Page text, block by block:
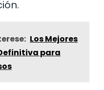
Los Mejores
para